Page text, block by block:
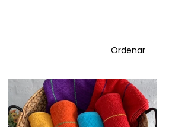
Ordenar